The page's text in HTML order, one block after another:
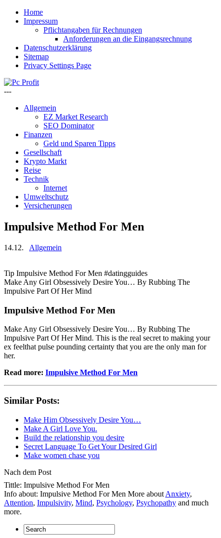
Home
Impressum
Pflichtangaben für Rechnungen
Anforderungen an die Eingangsrechnung
Datenschutzerklärung
Sitemap
Privacy Settings Page
---
Allgemein
EZ Market Research
SEO Dominator
Finanzen
Geld und Sparen Tipps
Gesellschaft
Krypto Markt
Reise
Technik
Internet
Umweltschutz
Versicherungen
Impulsive Method For Men
14.12. Allgemein
Tip Impulsive Method For Men #datingguides
Make Any Girl Obsessively Desire You… By Rubbing The
Impulsive Part Of Her Mind
Impulsive Method For Men
Make Any Girl Obsessively Desire You… By Rubbing The
Impulsive Part Of Her Mind. This is the real secret to making your
ex feelthat pulse pounding certainty that you are the only man for
her.
Read more: Impulsive Method For Men
Similar Posts:
Make Him Obsessively Desire You…
Make A Girl Love You.
Build the relationship you desire
Secret Language To Get Your Desired Girl
Make women chase you
Nach dem Post
Tittle: Impulsive Method For Men
Info about: Impulsive Method For Men More about Anxiety,
Attention, Impulsivity, Mind, Psychology, Psychopathy and much
more.